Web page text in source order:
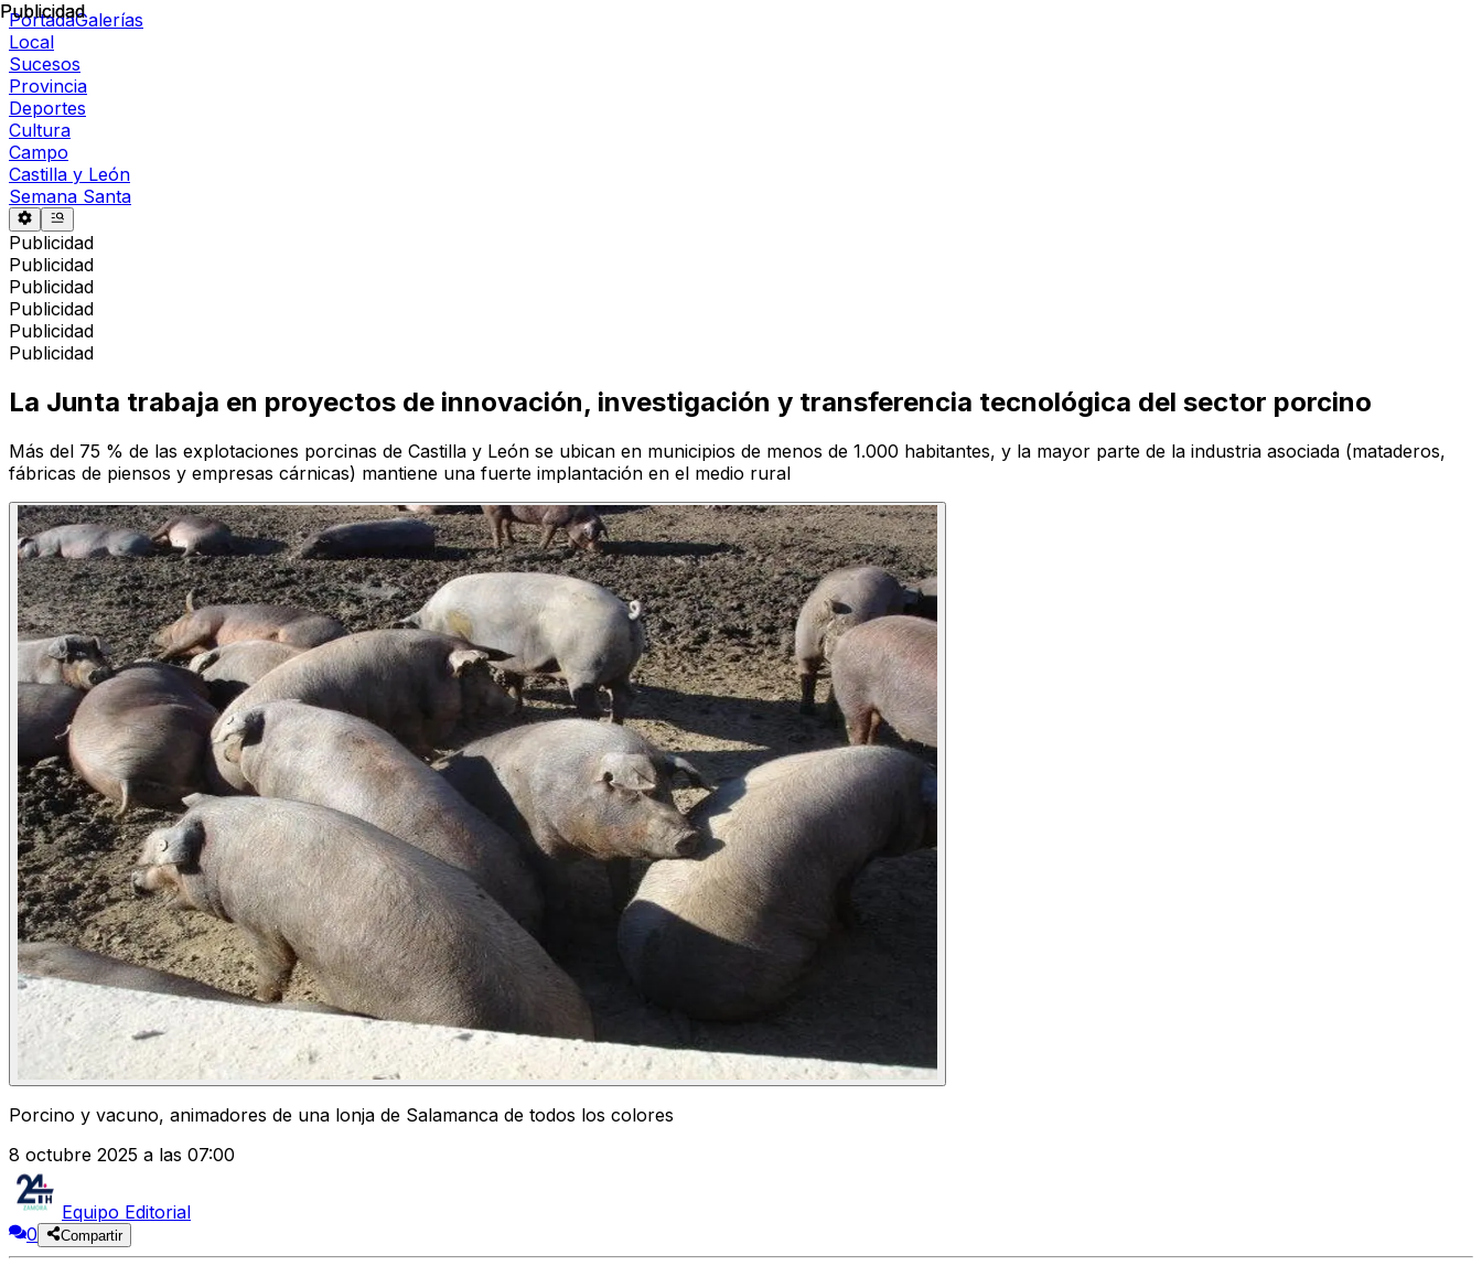
PortadaGalerías
Local
Sucesos
Provincia
Deportes
Cultura
Campo
Castilla y León
Semana Santa
Publicidad
Publicidad
Publicidad
Publicidad
Publicidad
Publicidad
Publicidad
La Junta trabaja en proyectos de innovación, investigación y transferencia tecnológica del sector porcino
Más del 75 % de las explotaciones porcinas de Castilla y León se ubican en municipios de menos de 1.000 habitantes, y la mayor parte de la industria asociada (mataderos,
fábricas de piensos y empresas cárnicas) mantiene una fuerte implantación en el medio rural
Porcino y vacuno, animadores de una lonja de Salamanca de todos los colores
8 octubre 2025 a las 07:00
Equipo Editorial
0
Compartir
Publicidad